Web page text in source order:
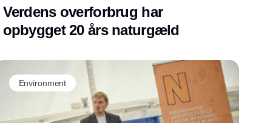
Verdens overforbrug har
opbygget 20 års naturgæld
Environment